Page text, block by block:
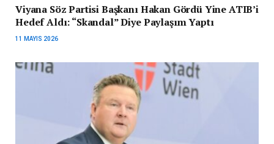
Viyana Söz Partisi Başkanı Hakan Gördü Yine ATIB’i
Hedef Aldı: “Skandal” Diye Paylaşım Yaptı
11 MAYIS 2026